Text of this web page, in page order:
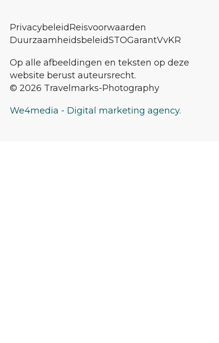
PrivacybeleidReisvoorwaarden
DuurzaamheidsbeleidSTOGarantVvKR
Op alle afbeeldingen en teksten op deze
website berust auteursrecht.
© 2026 Travelmarks-Photography
We4media - Digital marketing agency.